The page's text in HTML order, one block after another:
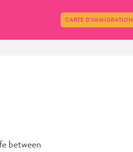
CARTE D’IMMIGRATION
between